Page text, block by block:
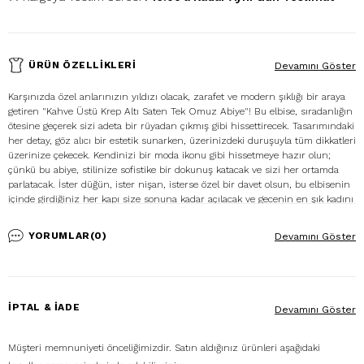
ÜRÜN ÖZELLIKLERI
Karşınızda özel anlarınızın yıldızı olacak, zarafet ve modern şıklığı bir araya
getiren "Kahve Üstü Krep Altı Saten Tek Omuz Abiye"! Bu elbise, sıradanlığın
ötesine geçerek sizi adeta bir rüyadan çıkmış gibi hissettirecek. Tasarımındaki
her detay, göz alıcı bir estetik sunarken, üzerinizdeki duruşuyla tüm dikkatleri
üzerinize çekecek. Kendinizi bir moda ikonu gibi hissetmeye hazır olun;
çünkü bu abiye, stilinize sofistike bir dokunuş katacak ve sizi her ortamda
parlatacak. İster düğün, ister nişan, isterse özel bir davet olsun, bu elbisenin
içinde girdiğiniz her kapı size sonuna kadar açılacak ve gecenin en şık kadını
Devamını Göster
YORUMLAR(0) Devamını Göster
İPTAL & İADE
Müşteri memnuniyeti önceliğimizdir. Satın aldığınız ürünleri aşağıdaki
Devamını Göster